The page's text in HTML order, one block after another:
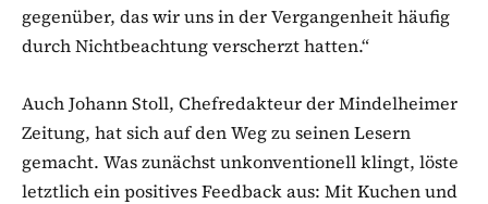
gegenüber, das wir uns in der Vergangenheit häufig
durch Nichtbeachtung verscherzt hatten.“
Auch Johann Stoll, Chefredakteur der Mindelheimer
Zeitung, hat sich auf den Weg zu seinen Lesern
gemacht. Was zunächst unkonventionell klingt, löste
letztlich ein positives Feedback aus: Mit Kuchen und